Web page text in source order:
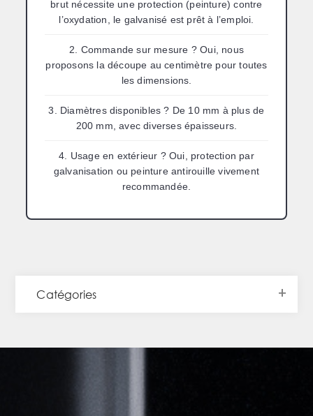
brut nécessite une protection (peinture) contre
l’oxydation, le galvanisé est prêt à l’emploi.
2. Commande sur mesure ?Oui, nous
proposons la découpe au centimètre pour toutes
les dimensions.
3. Diamètres disponibles ? De 10 mm à plus de
200 mm, avec diverses épaisseurs.
4. Usage en extérieur ?Oui, protection par
galvanisation ou peinture antirouille vivement
recommandée.
Catégories